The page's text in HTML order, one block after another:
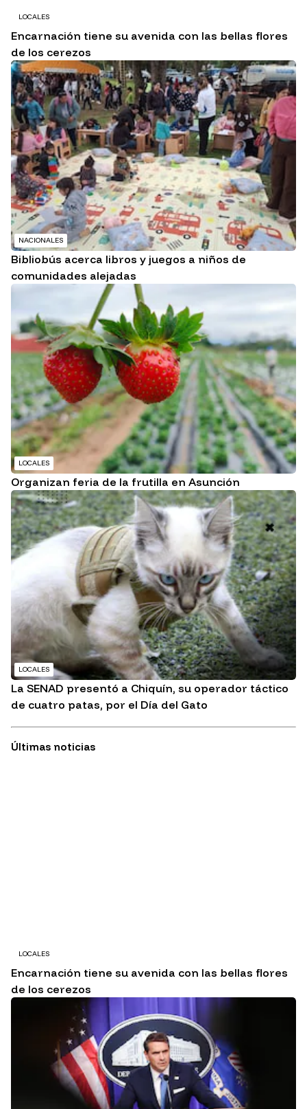
LOCALES
Encarnación tiene su avenida con las bellas flores
de los cerezos
NACIONALES
Bibliobús acerca libros y juegos a niños de
comunidades alejadas
LOCALES
Organizan feria de la frutilla en Asunción
LOCALES
La SENAD presentó a Chiquín, su operador táctico
de cuatro patas, por el Día del Gato
Últimas noticias
LOCALES
Encarnación tiene su avenida con las bellas flores
de los cerezos